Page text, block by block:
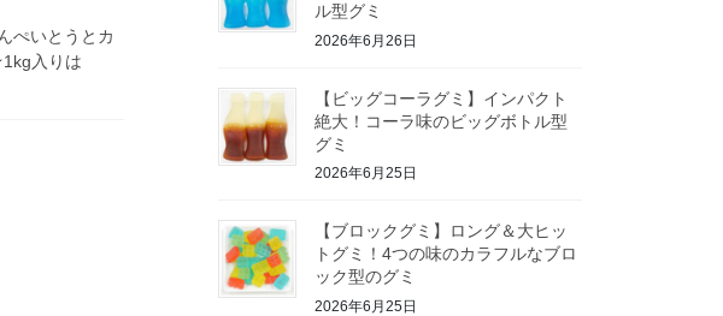
ぺいとうとカ
入りは
ル型グミ
2026年6月26日
【ビッグコーラグミ】インパクト
絶大！コーラ味のビッグボトル型
グミ
2026年6月25日
【ブロックグミ】ロング＆大ヒッ
トグミ！4つの味のカラフルなブロ
ック型のグミ
2026年6月25日